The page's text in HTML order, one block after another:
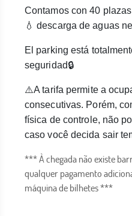
Contamos con 40
💧 descarga de aguas
El parking está
seguridad🔒
⚠️⁠A tarifa permite a
consecutivas. Porém,
física de controle, não
caso você decida sair
*** À chegada não existe
qualquer pagamento
máquina de bilhetes ***